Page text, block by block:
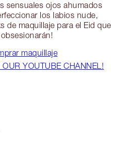
sensuales ojos ahumados
los labios nude,
de maquillaje para el Eid que
maquillaje
YOUTUBE CHANNEL!